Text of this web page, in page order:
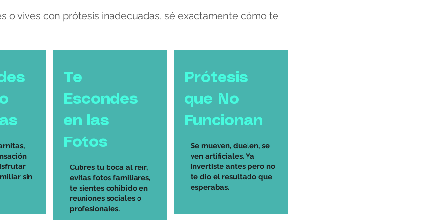
o vives con prótesis inadecuadas, sé exactamente cómo te
sin
Te
Escondes
en las
Fotos
Cubres tu boca al reír,
evitas fotos familiares,
te sientes cohibido en
reuniones sociales o
profesionales.
Prótesis
que No
Funcionan
Se mueven, duelen, se
ven artificiales. Ya
invertiste antes pero no
te dio el resultado que
esperabas.